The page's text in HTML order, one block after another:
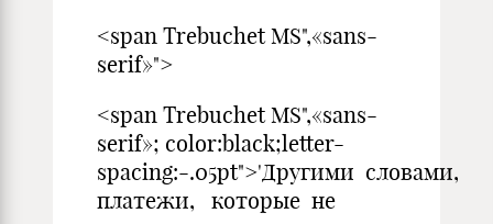
<span Trebuchet MS",«sans-
serif»">
<span Trebuchet MS",«sans-
serif»; color:black;letter-
spacing:-.05pt">'Другими словами,
платежи, которые не